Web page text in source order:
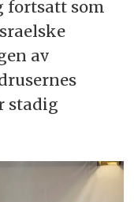
fortsatt som
av
stadig